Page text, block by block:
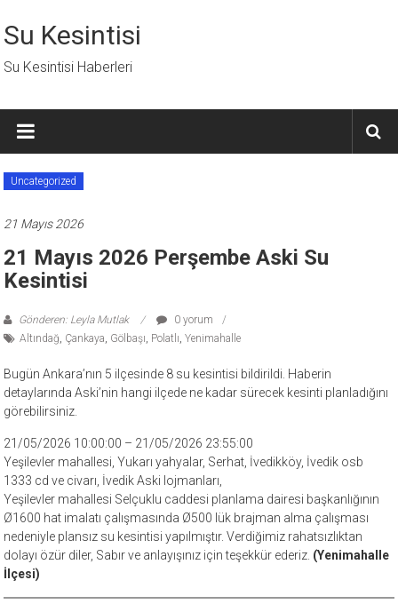
geç
Su Kesintisi
Su Kesintisi Haberleri
Uncategorized
21 Mayıs 2026
21 Mayıs 2026 Perşembe Aski Su
Kesintisi
Gönderen: Leyla Mutlak
0 yorum
Altındağ, Çankaya, Gölbaşı, Polatlı,Yenimahalle
Bugün Ankara’nın 5 ilçesinde 8 su kesintisi bildirildi. Haberin
detaylarında Aski’nin hangi ilçede ne kadar sürecek kesinti planladığını
görebilirsiniz.
21/05/2026 10:00:00 – 21/05/2026 23:55:00
Yeşilevler mahallesi, Yukarı yahyalar, Serhat, İvedikköy, İvedik osb
1333 cd ve civarı, İvedik Aski lojmanları,
Yeşilevler mahallesi Selçuklu caddesi planlama dairesi başkanlığının
Ø1600 hat imalatı çalışmasında Ø500 lük brajman alma çalışması
nedeniyle plansız su kesintisi yapılmıştır. Verdiğimiz rahatsızlıktan
dolayı özür diler, Sabır ve anlayışınız için teşekkür ederiz. (Yenimahalle
İlçesi)